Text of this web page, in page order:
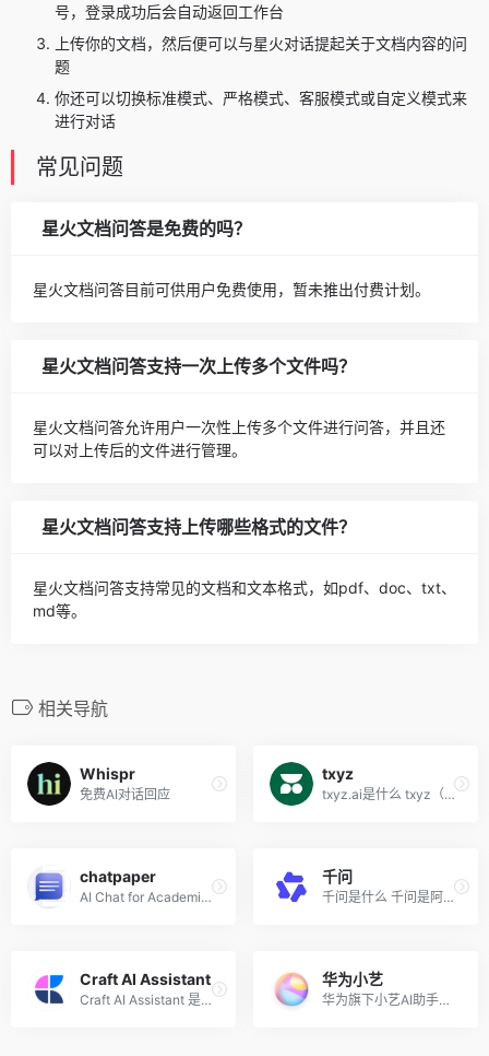
号，登录成功后会自动返回工作台
上传你的文档，然后便可以与星火对话提起关于文档内容的问
题
你还可以切换标准模式、严格模式、客服模式或自定义模式来
进行对话
常见问题
星火文档问答是免费的吗？
星火文档问答目前可供用户免费使用，暂未推出付费计划。
星火文档问答支持一次上传多个文件吗？
星火文档问答允许用户一次性上传多个文件进行问答，并且还
可以对上传后的文件进行管理。
星火文档问答支持上传哪些格式的文件？
星火文档问答支持常见的文档和文本格式，如pdf、doc、txt、
md等。
相关导航
Whispr
免费AI对话回应
txyz
txyz.ai是什么 txyz（txyz.ai...
chatpaper
AI Chat for Academic PDFs
千问
千问是什么 千问是阿里云推出...
Craft AI Assistant
Craft AI Assistant 是高颜值...
华为小艺
华为旗下小艺AI助手网页端，...